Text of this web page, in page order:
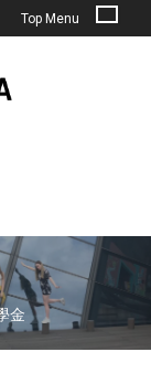
Top Menu
金